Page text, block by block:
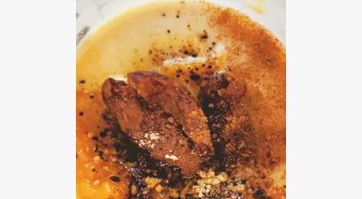
NAPOJE
ŚNIADANIA
DLA OCHŁODY ?